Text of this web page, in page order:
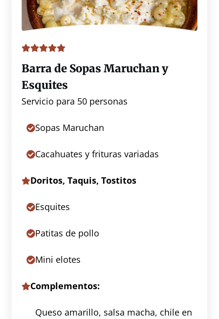
Barra de Sopas Maruchan y
Esquites
Servicio para 50 personas
Sopas Maruchan
Cacahuates y frituras variadas
Doritos, Taquis, Tostitos
Esquites
Patitas de pollo
Mini elotes
Complementos:
Queso amarillo, salsa macha, chile en